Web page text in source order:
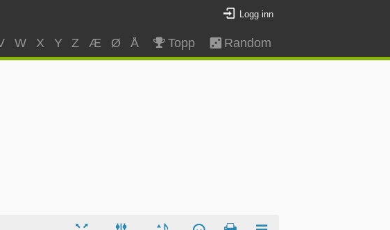
Logg inn
W X Y Z Æ Ø Å Topp Random